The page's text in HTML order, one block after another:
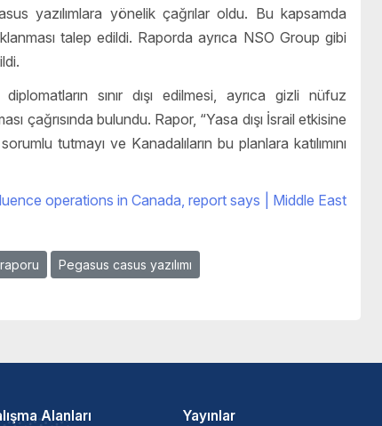
yazılımlara yönelik çağrılar oldu. Bu kapsamda
talep edildi. Raporda ayrıca NSO Group gibi
sınır dışı edilmesi, ayrıca gizli nüfuz
çağrısında bulundu. Rapor, “Yasa dışı İsrail etkisine
tutmayı ve Kanadalıların bu planlara katılımını
operations in Canada, report says | Middle East
Pegasus casus yazılımı
Alanları Yayınlar